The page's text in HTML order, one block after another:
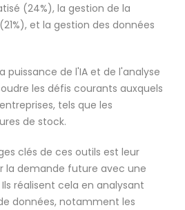
(24%), la gestion de la
et la gestion des données
puissance de l'IA et de l'analyse
les défis courants auxquels
tels que les
de stock.
clés de ces outils est leur
la demande future avec une
réalisent cela en analysant
données, notamment les